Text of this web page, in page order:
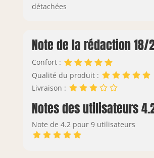
détachées
Note de la rédaction 18/
Confort :
Qualité du produit :
Livraison :
Notes des utilisateurs
Note de 4.2 pour 9 utilisateurs